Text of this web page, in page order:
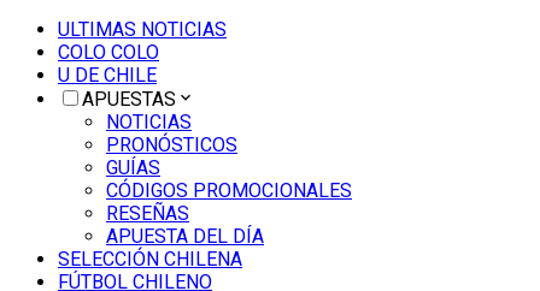
ULTIMAS NOTICIAS
COLO COLO
U DE CHILE
APUESTAS
NOTICIAS
PRONÓSTICOS
GUÍAS
CÓDIGOS PROMOCIONALES
RESEÑAS
APUESTA DEL DÍA
SELECCIÓN CHILENA
FÚTBOL CHILENO